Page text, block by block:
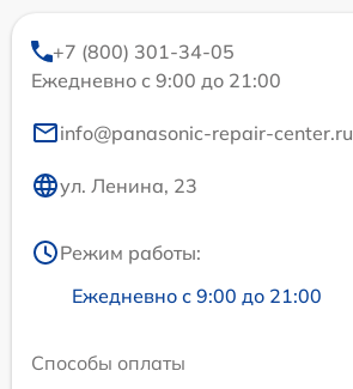
+7 (800) 301-34-05
Ежедневно с 9:00 до 21:00
info@panasonic-repair-center.ru
ул. Ленина, 23
Режим работы:
Ежедневно с 9:00 до 21:00
Способы оплаты